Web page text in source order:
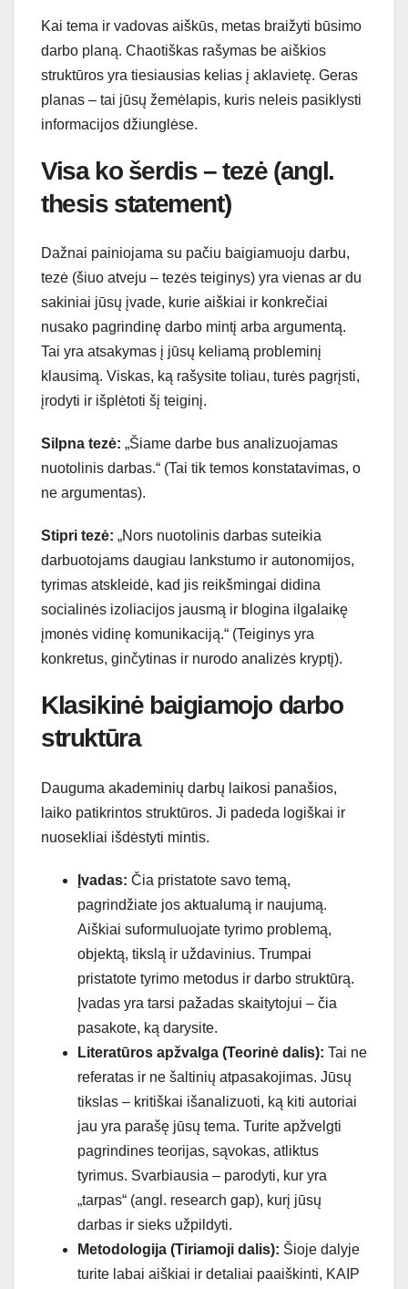
Kai tema ir vadovas aiškūs, metas braižyti būsimo
darbo planą. Chaotiškas rašymas be aiškios
struktūros yra tiesiausias kelias į aklavietę. Geras
planas – tai jūsų žemėlapis, kuris neleis pasiklysti
informacijos džiunglėse.
Visa ko šerdis – tezė (angl.
thesis statement)
Dažnai painiojama su pačiu baigiamuoju darbu,
tezė (šiuo atveju – tezės teiginys) yra vienas ar du
sakiniai jūsų įvade, kurie aiškiai ir konkrečiai
nusako pagrindinę darbo mintį arba argumentą.
Tai yra atsakymas į jūsų keliamą probleminį
klausimą. Viskas, ką rašysite toliau, turės pagrįsti,
įrodyti ir išplėtoti šį teiginį.
Silpna tezė: „Šiame darbe bus analizuojamas
nuotolinis darbas.“ (Tai tik temos konstatavimas, o
ne argumentas).
Stipri tezė: „Nors nuotolinis darbas suteikia
darbuotojams daugiau lankstumo ir autonomijos,
tyrimas atskleidė, kad jis reikšmingai didina
socialinės izoliacijos jausmą ir blogina ilgalaikę
įmonės vidinę komunikaciją.“ (Teiginys yra
konkretus, ginčytinas ir nurodo analizės kryptį).
Klasikinė baigiamojo darbo
struktūra
Dauguma akademinių darbų laikosi panašios,
laiko patikrintos struktūros. Ji padeda logiškai ir
nuosekliai išdėstyti mintis.
Įvadas: Čia pristatote savo temą,
pagrindžiate jos aktualumą ir naujumą.
Aiškiai suformuluojate tyrimo problemą,
objektą, tikslą ir uždavinius. Trumpai
pristatote tyrimo metodus ir darbo struktūrą.
Įvadas yra tarsi pažadas skaitytojui – čia
pasakote, ką darysite.
Literatūros apžvalga (Teorinė dalis): Tai ne
referatas ir ne šaltinių atpasakojimas. Jūsų
tikslas – kritiškai išanalizuoti, ką kiti autoriai
jau yra parašę jūsų tema. Turite apžvelgti
pagrindines teorijas, sąvokas, atliktus
tyrimus. Svarbiausia – parodyti, kur yra
„tarpas“ (angl. research gap), kurį jūsų
darbas ir sieks užpildyti.
Metodologija (Tiriamoji dalis): Šioje dalyje
turite labai aiškiai ir detaliai paaiškinti, KAIP